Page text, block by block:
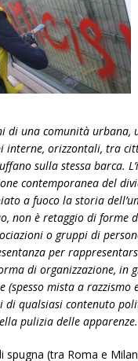
di una comu­nità urbana,
interne, oriz­zon­tali, tra
sulla stessa barca.
con­tem­po­ra­nea del
a fuoco la sto­ria
non è retag­gio di forme
o gruppi di
per
di orga­niz­za­zione, in
(spesso mista a raz­zi­smo
qual­siasi con­te­nuto
puli­zia delle
spugna (tra Roma e